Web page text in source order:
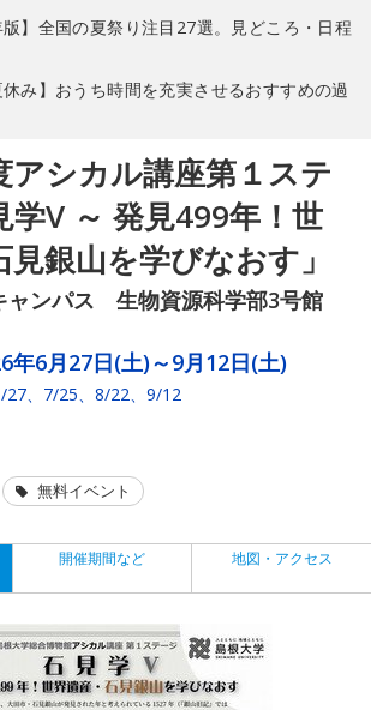
版】全国の夏祭り注目27選。見どころ・日程
休み】おうち時間を充実させるおすすめの過
アシカル講座第１ステ
学V ～ 発見499年！世
銀山を学びなおす」
ャンパス 生物資源科学部3号館
年6月27日(土)～9月12日(土)
27、7/25、8/22、9/12
無料イベント
開催期間など 地図・アクセス